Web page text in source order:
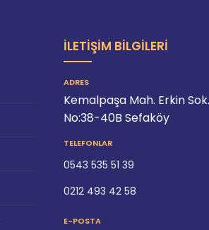
İLETIŞIM BILGILERI
ADRES
Kemalpaşa Mah. Erkin Sok.
No:38-40B Sefaköy
TELEFONLAR
0543 535 51 39
0212 493 42 58
E-POSTA